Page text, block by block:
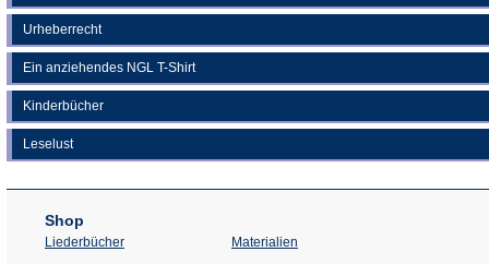
Urheberrecht
Ein anziehendes NGL T-Shirt
Kinderbücher
Leselust
Shop
Liederbücher Materialien